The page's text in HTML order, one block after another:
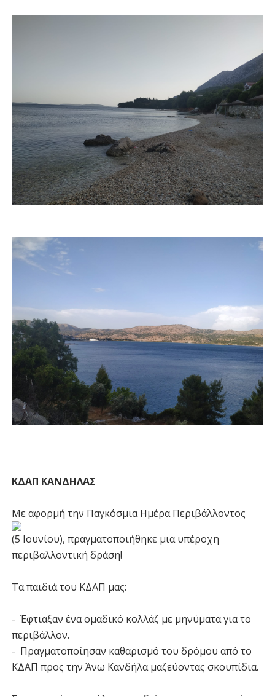
ΚΔΑΠ ΚΑΝΔΗΛΑΣ
Με αφορμή την Παγκόσμια Ημέρα Περιβάλλοντος
(5 Ιουνίου), πραγματοποιήθηκε μια υπέροχη
περιβαλλοντική δράση!
Τα παιδιά του ΚΔΑΠ μας:
- Έφτιαξαν ένα ομαδικό κολλάζ με μηνύματα για το
περιβάλλον.
- Πραγματοποίησαν καθαρισμό του δρόμου από το
ΚΔΑΠ προς την Άνω Κανδήλα μαζεύοντας σκουπίδια.